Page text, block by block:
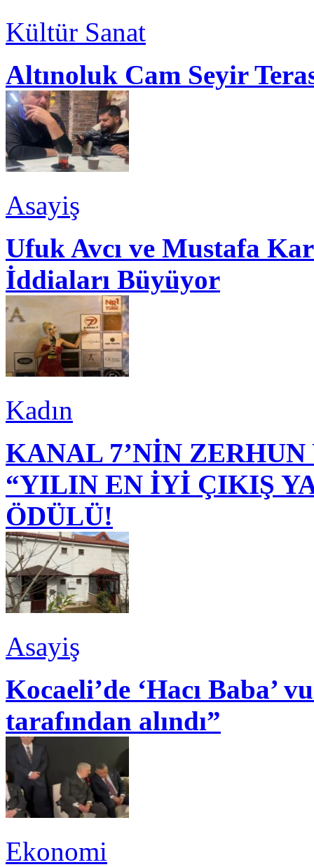
Kültür Sanat
Altınoluk Cam Seyir
Asayiş
Ufuk Avcı ve Mustafa
İddiaları Büyüyor
Kadın
KANAL 7’NİN
“YILIN EN İYİ ÇIKIŞ
ÖDÜLÜ!
Asayiş
Kocaeli’de ‘Hacı Baba’
tarafından alındı”
Ekonomi